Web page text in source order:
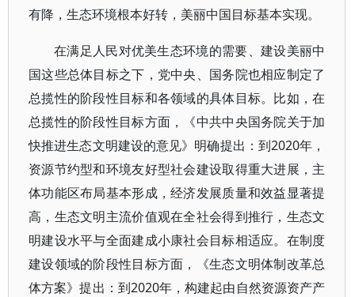
有降，生态环境根本好转，美丽中国目标基本实现。
在满足人民对优美生态环境的需要、建设美丽中
国这些总体目标之下，党中央、国务院也相应制定了
总揽性的阶段性目标和各领域的具体目标。比如，在
总揽性的阶段性目标方面，《中共中央国务院关于加
快推进生态文明建设的意见》明确提出：到2020年，
资源节约型和环境友好型社会建设取得重大进展，主
体功能区布局基本形成，经济发展质量和效益显著提
高，生态文明主流价值观在全社会得到推行，生态文
明建设水平与全面建成小康社会目标相适应。在制度
建设领域的阶段性目标方面，《生态文明体制改革总
体方案》提出：到2020年，构建起由自然资源资产产